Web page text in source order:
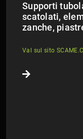
Supporti
scatolati,
zanche,
Val sul sito